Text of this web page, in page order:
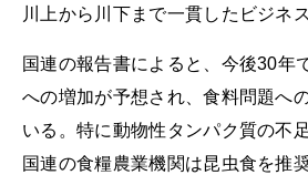
川上から川下まで一貫したビジネ
国連の報告書によると、今後30年
への増加が予想され、食料問題へ
いる。特に動物性タンパク質の不
国連の食糧農業機関は昆虫食を推